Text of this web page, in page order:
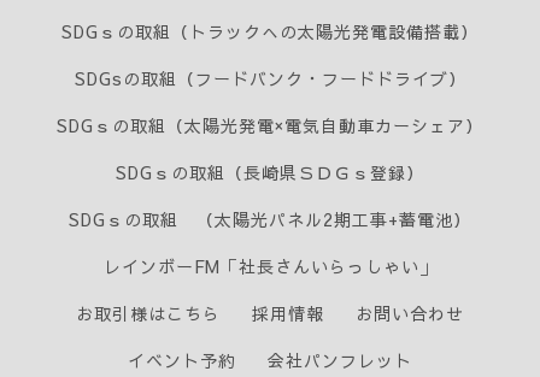
SDGｓの取組（トラックへの太陽光発電設備搭載）
SDGsの取組（フードバンク・フードドライブ）
SDGｓの取組（太陽光発電×電気自動車カーシェア）
SDGｓの取組（長崎県ＳＤＧｓ登録）
SDGｓの取組 （太陽光パネル2期工事+蓄電池）
レインボーFM「社長さんいらっしゃい」
お取引様はこちら
採用情報
お問い合わせ
イベント予約
会社パンフレット